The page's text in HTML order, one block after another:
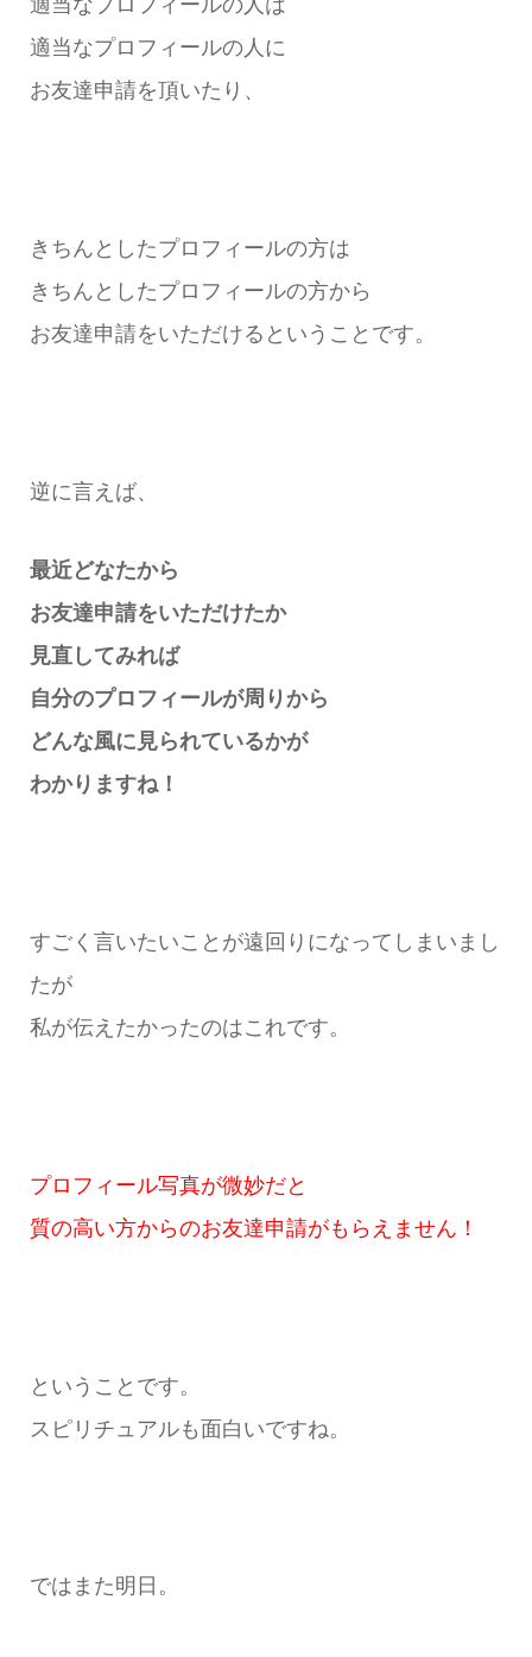
適当なプロフィールの人は
適当なプロフィールの人に
お友達申請を頂いたり、
きちんとしたプロフィールの方は
きちんとしたプロフィールの方から
お友達申請をいただけるということです。
逆に言えば、
最近どなたから
お友達申請をいただけたか
見直してみれば
自分のプロフィールが周りから
どんな風に見られているかが
わかりますね！
すごく言いたいことが遠回りになってしまいまし
たが
私が伝えたかったのはこれです。
プロフィール写真が微妙だと
質の高い方からのお友達申請がもらえません！
ということです。
スピリチュアルも面白いですね。
ではまた明日。